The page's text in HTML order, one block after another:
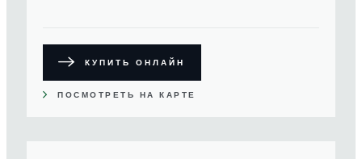
КУПИТЬ ОНЛАЙН
ПОСМОТРЕТЬ НА КАРТЕ